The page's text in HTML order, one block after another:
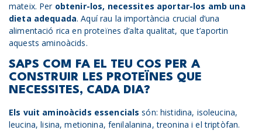
mateix. Per obtenir-los, necessites aportar-los amb una
dieta adequada. Aquí rau la importància crucial d’una
alimentació rica en proteïnes d’alta qualitat, que t’aportin
aquests aminoàcids.
SAPS COM FA EL TEU COS PER A
CONSTRUIR LES PROTEÏNES QUE
NECESSITES, CADA DIA?
Els vuit aminoàcids essencials són: histidina, isoleucina,
leucina, lisina, metionina, fenilalanina, treonina i el triptòfan.